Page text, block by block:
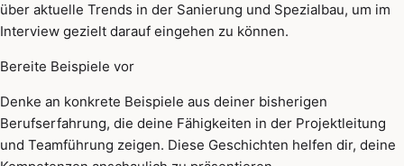
über aktuelle Trends in der Sanierung und Spezialbau, um im
Interview gezielt darauf eingehen zu können.
Bereite Beispiele vor
Denke an konkrete Beispiele aus deiner bisherigen
Berufserfahrung, die deine Fähigkeiten in der Projektleitung
und Teamführung zeigen. Diese Geschichten helfen dir, deine